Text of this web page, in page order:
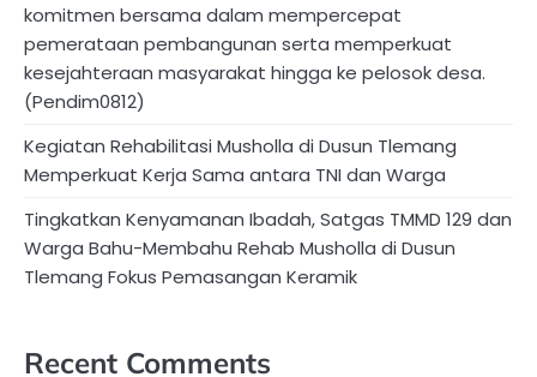
komitmen bersama dalam mempercepat
pemerataan pembangunan serta memperkuat
kesejahteraan masyarakat hingga ke pelosok desa.
(Pendim0812)
Kegiatan Rehabilitasi Musholla di Dusun Tlemang
Memperkuat Kerja Sama antara TNI dan Warga
Tingkatkan Kenyamanan Ibadah, Satgas TMMD 129 dan
Warga Bahu-Membahu Rehab Musholla di Dusun
Tlemang Fokus Pemasangan Keramik
Recent Comments